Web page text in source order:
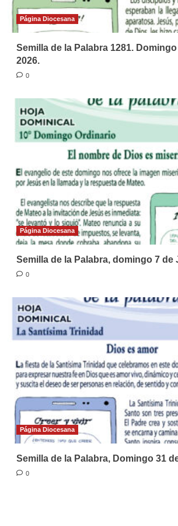
Página Diocesana
Semilla de la Palabra 1281.
2026.
0
Página Diocesana
Semilla de la Palabra, domingo 7 de
0
Página Diocesana
Semilla de la Palabra, Domingo 31
0